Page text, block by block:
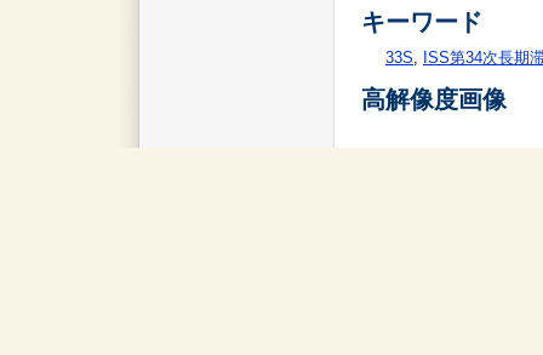
キーワード
33S, ISS第34次長期
高解像度画像